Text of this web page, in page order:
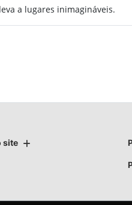
a lugares inimagináveis.
site